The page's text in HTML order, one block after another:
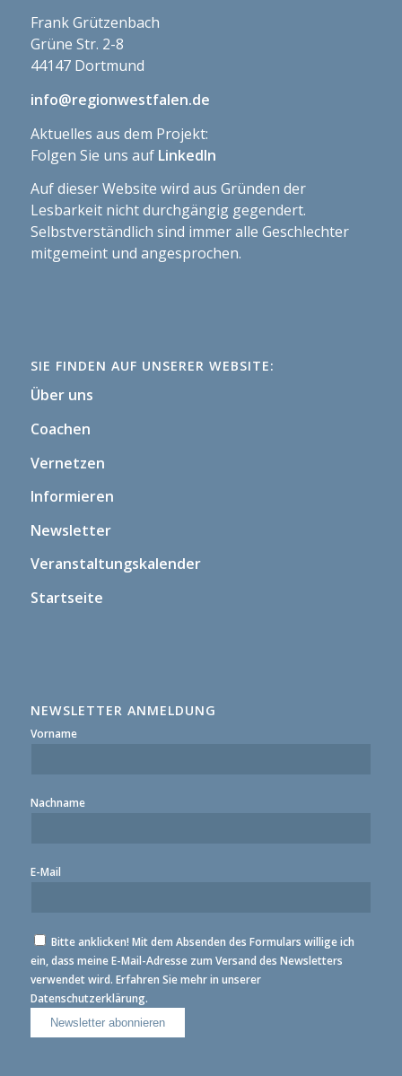
Frank Grützenbach
Grüne Str. 2-8
44147 Dortmund
info@regionwestfalen.de
Aktuelles aus dem Projekt:
Folgen Sie uns auf LinkedIn
Auf dieser Website wird aus Gründen der
Lesbarkeit nicht durchgängig gegendert.
Selbstverständlich sind immer alle Geschlechter
mitgemeint und angesprochen.
SIE FINDEN AUF UNSERER WEBSITE:
Über uns
Coachen
Vernetzen
Informieren
Newsletter
Veranstaltungskalender
Startseite
NEWSLETTER ANMELDUNG
Vorname
Nachname
E-Mail
Bitte anklicken! Mit dem Absenden des Formulars willige ich
ein, dass meine E-Mail-Adresse zum Versand des Newsletters
verwendet wird. Erfahren Sie mehr in unserer
Datenschutzerklärung.